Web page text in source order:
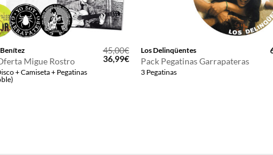
Migue Rostro
+ Camiseta + Pegatinas
45,00€
El
precio
36,99€El
precio
actual
Los Delinqüentes
Pack Pegatinas Garrapateras
3 Pegatinas